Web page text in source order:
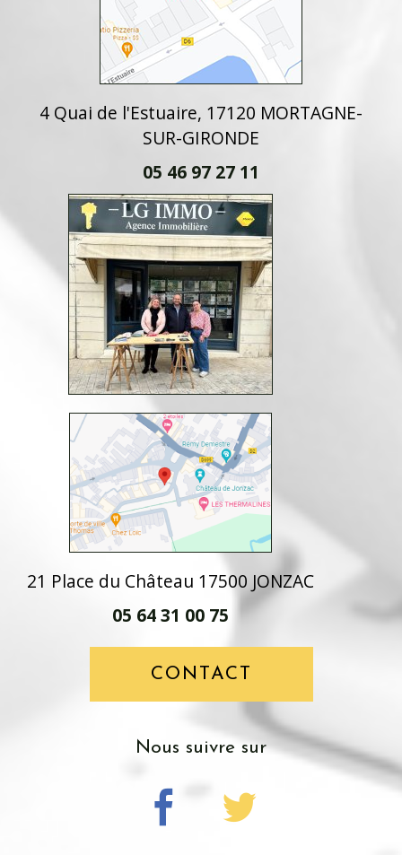
4 Quai de l'Estuaire, 17120 MORTAGNE-
SUR-GIRONDE
05 46 97 27 11
21 Place du Château 17500 JONZAC
05 64 31 00 75
CONTACT
Nous suivre sur